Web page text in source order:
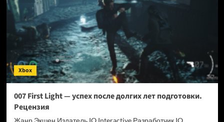
обходить
антибот-
защиту
—
и
грузит
страницы
в
шесть
быстрее
Xbox
007 First Light — успех после долгих лет подготовки.
Рецензия
Жанр Экшен Издатель IO Interactive Разработчик IO